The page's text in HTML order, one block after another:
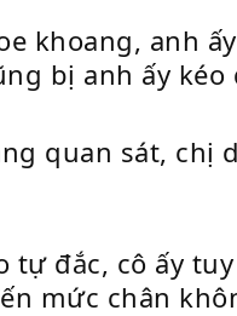
khoang, anh
bị anh ấy kéo
quan sát, chị
tự đắc, cô ấy
mức chân